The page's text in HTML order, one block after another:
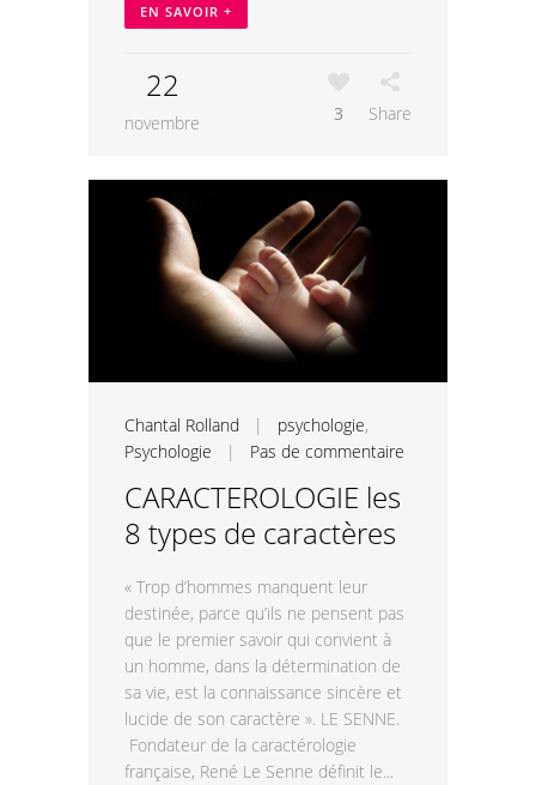
EN SAVOIR +
22
novembre 3 Share
Chantal Rolland | psychologie,
Psychologie | Pas de commentaire
CARACTEROLOGIE les
8 types de caractères
« Trop d’hommes manquent leur
destinée, parce qu’ils ne pensent pas
que le premier savoir qui convient à
un homme, dans la détermination de
sa vie, est la connaissance sincère et
lucide de son caractère ». LE SENNE.
Fondateur de la caractérologie
française, René Le Senne définit le...